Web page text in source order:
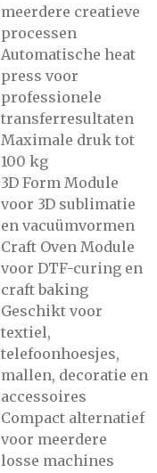
meerdere creatieve
processen
Automatische heat
press voor
professionele
transferresultaten
Maximale druk tot
100 kg
3D Form Module
voor 3D sublimatie
en vacuümvormen
Craft Oven Module
voor DTF-curing en
craft baking
Geschikt voor
textiel,
telefoonhoesjes,
mallen, decoratie en
accessoires
Compact alternatief
voor meerdere
losse machines